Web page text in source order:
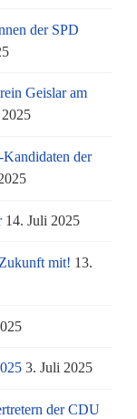
der SPD
Geislar am
der
14. Juli 2025
mit! 13.
3. Juli 2025
der CDU